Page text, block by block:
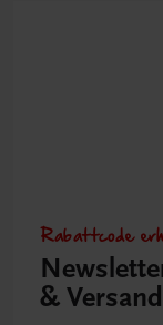
Rabattcode
&